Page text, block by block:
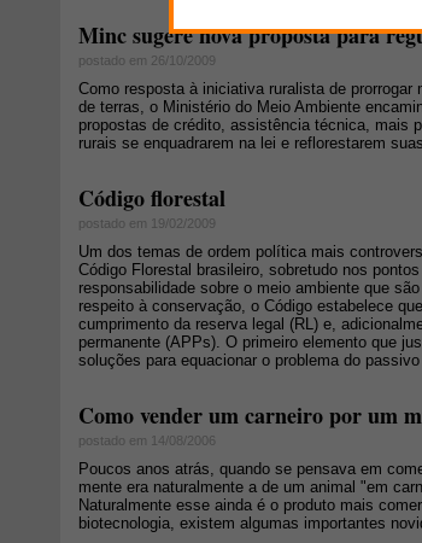
Minc sugere nova proposta para
postado em 26/10/2009
Como resposta à iniciativa ruralista de
de terras, o Ministério do Meio Ambiente
propostas de crédito, assistência técnica, mais
rurais se enquadrarem na lei e reflorestarem
Código florestal
postado em 19/02/2009
Um dos temas de ordem política mais
Código Florestal brasileiro, sobretudo nos
responsabilidade sobre o meio ambiente que
respeito à conservação, o Código estabelece
cumprimento da reserva legal (RL) e,
permanente (APPs). O primeiro elemento que
soluções para equacionar o problema do
Como vender um carneiro por um
postado em 14/08/2006
Poucos anos atrás, quando se pensava em
mente era naturalmente a de um animal "em
Naturalmente esse ainda é o produto mais
biotecnologia, existem algumas importantes